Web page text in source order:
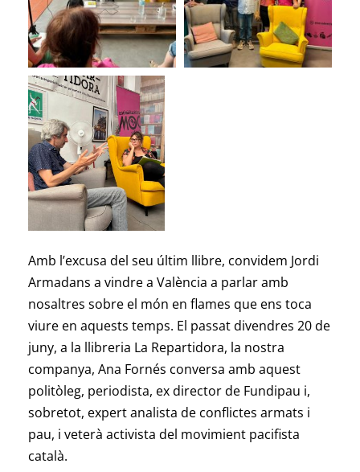
Amb l’excusa del seu últim llibre, convidem Jordi
Armadans a vindre a València a parlar amb
nosaltres sobre el món en flames que ens toca
viure en aquests temps. El passat divendres 20 de
juny, a la llibreria La Repartidora, la nostra
companya, Ana Fornés conversa amb aquest
politòleg, periodista, ex director de Fundipau i,
sobretot, expert analista de conflictes armats i
pau, i veterà activista del movimient pacifista
català.